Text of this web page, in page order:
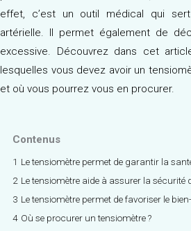
effet, c’est un outil médical qui
artérielle. Il permet également de
excessive. Découvrez dans cet
lesquelles vous devez avoir un
et où vous pourrez vous en procurer.
Contenus
1 Le tensiomètre permet de garantir la
2 Le tensiomètre aide à assurer la sécurité
3 Le tensiomètre permet de favoriser le
4 Où se procurer un tensiomètre ?